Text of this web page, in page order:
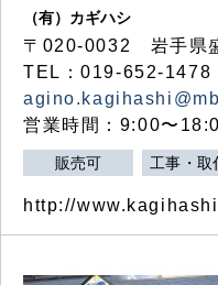
（有）カギハシ
〒020-0032 岩手県
TEL：019-652-
営業時間：9:00〜
販売可 工事・取
http://